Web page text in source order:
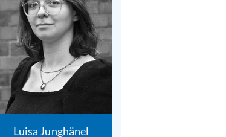
Luisa Junghänel